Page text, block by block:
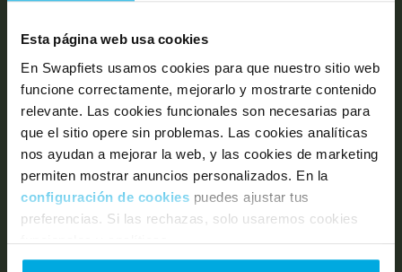
Esta página web usa cookies
En Swapfiets usamos cookies para que nuestro sitio web
funcione correctamente, mejorarlo y mostrarte contenido
relevante. Las cookies funcionales son necesarias para
que el sitio opere sin problemas. Las cookies analíticas
nos ayudan a mejorar la web, y las cookies de marketing
permiten mostrar anuncios personalizados. En la
configuración de cookies puedes ajustar tus
preferencias. Si las rechazas, solo usaremos cookies
funcionales y analíticas.